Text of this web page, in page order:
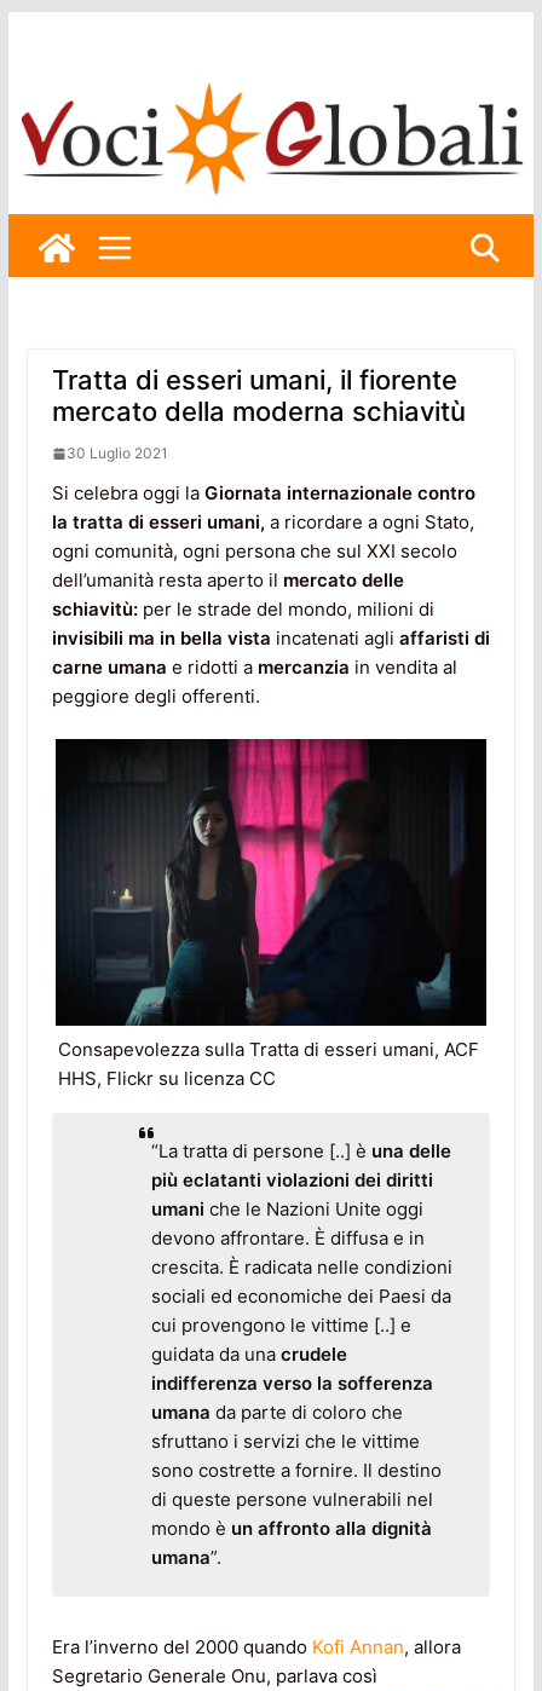
Tratta di esseri umani, il fiorente
mercato della moderna schiavitù
30 Luglio 2021
Si celebra oggi la Giornata internazionale contro
la tratta di esseri umani, a ricordare a ogni Stato,
ogni comunità, ogni persona che sul XXI secolo
dell’umanità resta aperto il mercato delle
schiavitù: per le strade del mondo, milioni di
invisibili ma in bella vista incatenati agli affaristi di
carne umana e ridotti a mercanzia in vendita al
peggiore degli offerenti.
Consapevolezza sulla Tratta di esseri umani, ACF
HHS, Flickr su licenza CC
“La tratta di persone [..] è una delle
più eclatanti violazioni dei diritti
umani che le Nazioni Unite oggi
devono affrontare. È diffusa e in
crescita. È radicata nelle condizioni
sociali ed economiche dei Paesi da
cui provengono le vittime [..] e
guidata da una crudele
indifferenza verso la sofferenza
umana da parte di coloro che
sfruttano i servizi che le vittime
sono costrette a fornire. Il destino
di queste persone vulnerabili nel
mondo è un affronto alla dignità
umana”.
Era l’inverno del 2000 quando Kofi Annan, allora
Segretario Generale Onu, parlava così